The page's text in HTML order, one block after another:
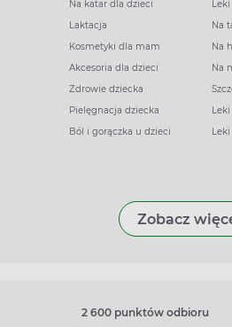
Na katar dla dzieci
Laktacja
Kosmetyki dla mam
Akcesoria dla dzieci
Zdrowie dziecka
Pielęgnacja dziecka
Ból i gorączka u dzieci
Na
Na
Na
Zobacz
2 600 punktów odbioru